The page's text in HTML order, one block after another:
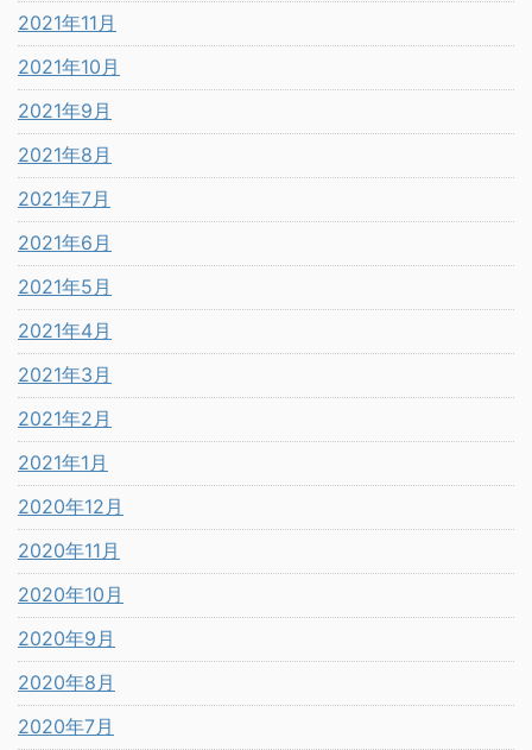
2021年11月
2021年10月
2021年9月
2021年8月
2021年7月
2021年6月
2021年5月
2021年4月
2021年3月
2021年2月
2021年1月
2020年12月
2020年11月
2020年10月
2020年9月
2020年8月
2020年7月